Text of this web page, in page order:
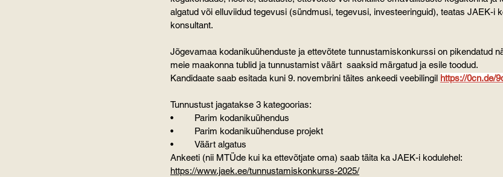
algatud või elluviidud tegevusi (sündmusi, tegevusi, investeeringuid), teatas JAEK-i
konsultant.
Jõgevamaa kodanikuühenduste ja ettevõtete tunnustamiskonkurssi on pikendatud
meie maakonna tublid ja tunnustamist väärt  saaksid märgatud ja esile toodud.
Kandidaate saab esitada kuni 9. novembrini täites ankeedi veebilingil https://0cn.de/
Tunnustust jagatakse 3 kategoorias:
•	Parim kodanikuühendus
•	Parim kodanikuühenduse projekt
•	Väärt algatus
Ankeeti (nii MTÜde kui ka ettevõtjate oma) saab täita ka JAEK-i kodulehel:
https://www.jaek.ee/tunnustamiskonkurss-2025/